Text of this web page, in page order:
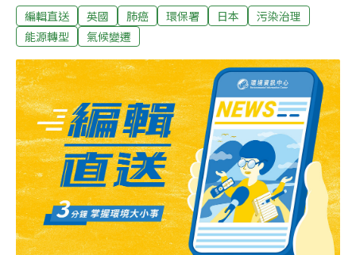
100％淨零排放，整個集團則預計在2050年之前實現價值
鏈淨零排放目標。至於具體作法，包括製程的節能改善、
收購方式增加屋頂式與地面式太陽能電站裝置容量，以及
直接購買其他清潔能源等。（自由時報報導）環署預告15
種化學物質 列管禁止網路交易為強化化學物質管理，環保
署8日預告，將具食安疑慮、新興精神活性物質及爆裂物
先驅化學物質，共三類15種的化學物質，列管為關注化學
物質。包含有食安疑慮的為一氧化鉛、四氧化三鉛、硫化
鈉、硫氰酸鈉及β-荼（萘）酚。林松槿指出，過去曾有不
肖廠商，將硫化鈉當成製作臭豆腐的原料，對民眾健康造
成危害。
編輯直送 英國 肺癌 環保署 日本
污染治理
能源轉型
氣候變遷